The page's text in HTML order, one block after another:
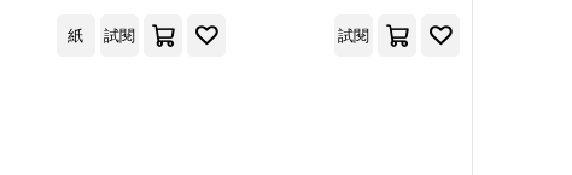
紙 試閱 試閱